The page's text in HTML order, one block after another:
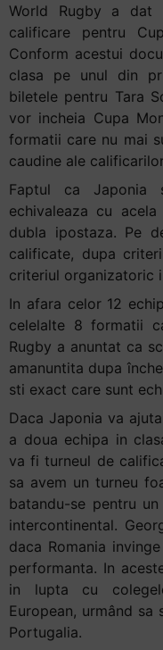
This
shortcut
activates
the
screen
reader
to
help
you
navigate
and
interact
with
the
content.
World Rugby a dat
calificare pentru
Conform acestui
clasa pe unul din
biletele pentru Tara
vor incheia Cupa
formatii care nu mai
caudine ale
Faptul ca Japonia
echivaleaza cu
dubla ipostaza. Pe
calificate, dupa
criteriul organizatoric
In afara celor 12
celelalte 8 formatii
Rugby a anuntat ca
amanuntita dupa
sti exact care sunt
Daca Japonia va
a doua echipa in
va fi turneul de
sa avem un turneu
batandu-se pentru
intercontinental.
daca Romania
performanta. In
in lupta cu
European, urmând sa
Portugalia.